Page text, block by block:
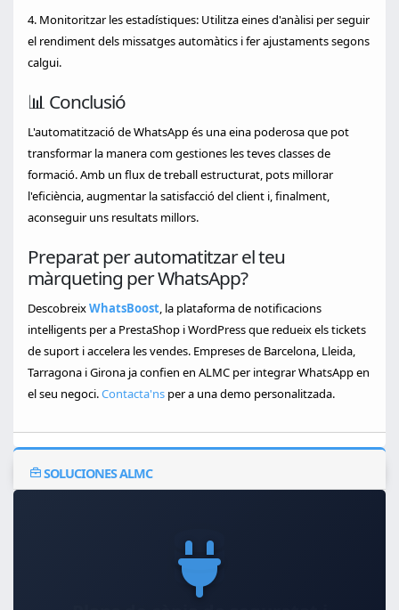
4. Monitoritzar les estadístiques: Utilitza eines d'anàlisi per seguir
el rendiment dels missatges automàtics i fer ajustaments segons
calgui.
📊 Conclusió
L'automatització de WhatsApp és una eina poderosa que pot
transformar la manera com gestiones les teves classes de
formació. Amb un flux de treball estructurat, pots millorar
l'eficiència, augmentar la satisfacció del client i, finalment,
aconseguir uns resultats millors.
Preparat per automatitzar el teu
màrqueting per WhatsApp?
DescobreixWhatsBoost, la plataforma de notificacions
intel·ligents per a PrestaShop i WordPress que redueix els tickets
de suport i accelera les vendes. Empreses de Barcelona, Lleida,
Tarragona i Girona ja confien en ALMC per integrar WhatsApp en
el seu negoci.Contacta'ns per a una demo personalitzada.
SOLUCIONES ALMC